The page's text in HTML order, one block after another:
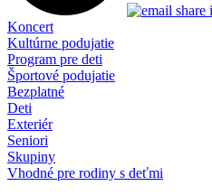
Koncert
Kultúrne podujatie
Program pre deti
Športové podujatie
Bezplatné
Deti
Exteriér
Seniori
Skupiny
Vhodné pre rodiny s deťmi